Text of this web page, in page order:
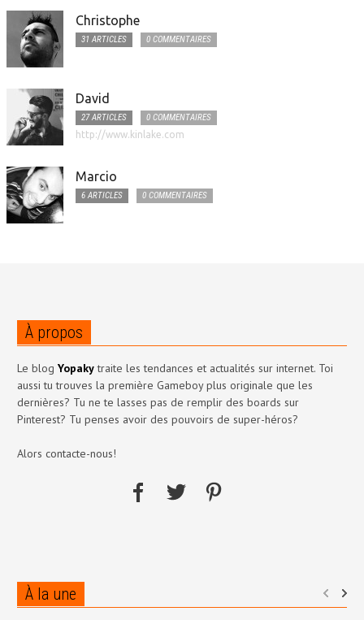
Christophe
31 ARTICLES 0 COMMENTAIRES
David
27 ARTICLES
0 COMMENTAIRES
http://www.kinlake.com
Marcio
6 ARTICLES 0 COMMENTAIRES
À propos
Le blog Yopakytraite les tendances et actualités sur internet. Toi
aussi tu trouves la première Gameboy plus originale que les
dernières? Tu ne te lasses pas de remplir des boards sur
Pinterest? Tu penses avoir des pouvoirs de super-héros?
Alors contacte-nous!
À la une